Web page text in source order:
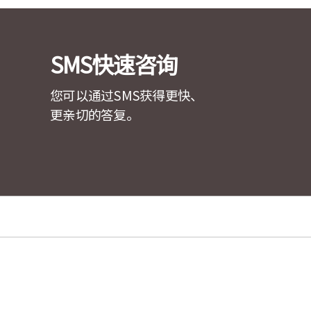
SMS快速咨询
您可以通过SMS获得更快、
更亲切的答复。